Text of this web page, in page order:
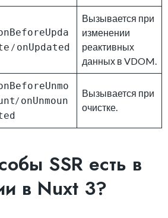
/ onUpdated
Вызывается при
изменении
реактивных
данных в VDOM.
/ onUnmoun
Вызывается при
очистке.
SSR есть в
в Nuxt 3?